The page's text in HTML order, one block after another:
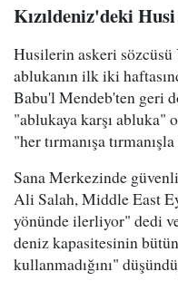
Kızıldeniz'deki Husi
Husilerin askeri sözcüsü
ablukanın ilk iki
Babu'l Mendeb'ten geri
"ablukaya karşı abluka"
"her tırmanışa
Sana Merkezinde
Ali Salah, Middle East
yönünde ilerliyor" dedi
deniz kapasitesinin bütün
kullanmadığını"